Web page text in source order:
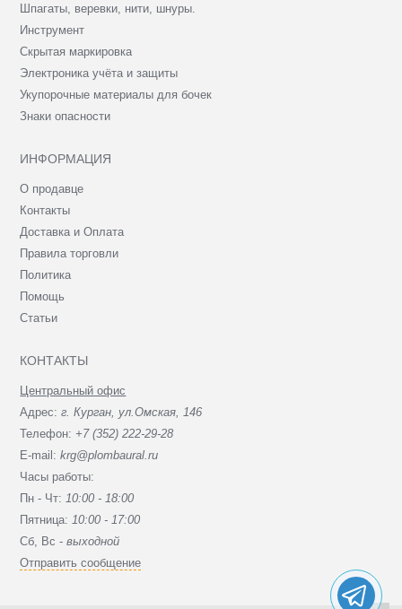
Шпагаты, веревки, нити, шнуры.
Инструмент
Скрытая маркировка
Электроника учёта и защиты
Укупорочные материалы для бочек
Знаки опасности
ИНФОРМАЦИЯ
О продавце
Контакты
Доставка и Оплата
Правила торговли
Политика
Помощь
Статьи
КОНТАКТЫ
Центральный офис
Адрес:г. Курган, ул.Омская, 146
Телефон: +7 (352) 222-29-28
E-mail:krg@plombaural.ru
Часы работы:
Пн - Чт: 10:00 - 18:00
Пятница: 10:00 - 17:00
Сб, Вc -выходной
Отправить сообщение